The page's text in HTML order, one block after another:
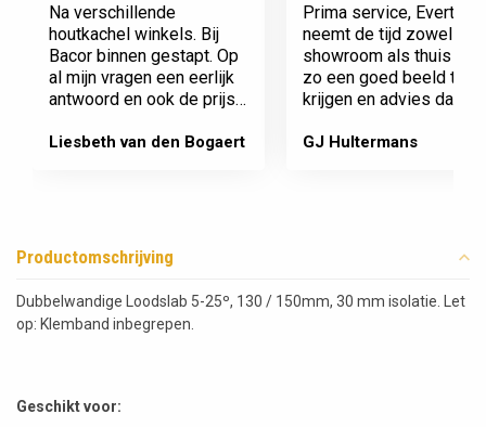
Na verschillende
houtkachel winkels. Bij
Bacor binnen gestapt. Op
al mijn vragen een eerlijk
antwoord en ook de prijs
Afspraak is afspraak geen
Liesbeth van den Bogaert
Prima service, Evert
neemt de tijd zowel in
showroom als thuis om
zo een goed beeld te
krijgen en advies daarop
nieuwe kachel. Komt
GJ Hultermans
Productomschrijving
Dubbelwandige Loodslab 5-25º, 130 / 150mm, 30 mm isolatie. Let
op: Klemband inbegrepen.
Geschikt voor: